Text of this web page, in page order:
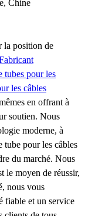
Chine
la position de
tubes pour les
les câbles
en offrant à
soutien. Nous
moderne, à
tube pour les câbles
du marché. Nous
le moyen de réussir,
nous vous
fiable et un service